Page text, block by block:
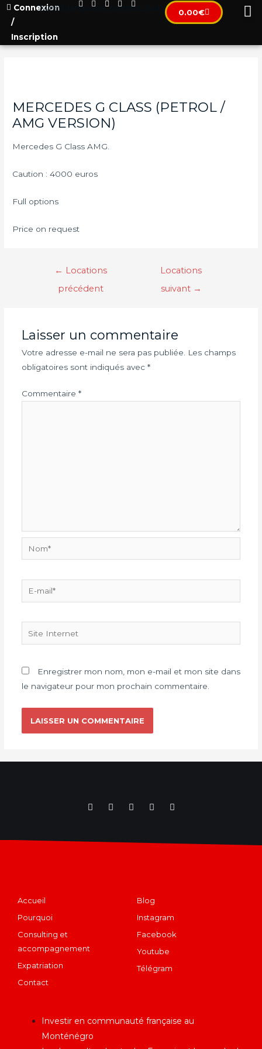
Connexion
/
Inscription
[wpml_language_selector_widget] 0.00€
MERCEDES G CLASS (PETROL /
AMG VERSION)
Mercedes G Class AMG.
Caution : 4000 euros
Full options
Price on request
← Locations
précédent
Locations
suivant →
Laisser un commentaire
Votre adresse e-mail ne sera pas publiée.
Les champs
obligatoires sont indiqués avec *
Commentaire *
Enregistrer mon nom, mon e-mail et mon site dans
le navigateur pour mon prochain commentaire.
Accueil
Pourquoi
Consulting et
accompagnement
Expatriation
Contact
Blog
Instagram
Facebook
Youtube
Télégram
Investir en communauté française au
Monténégro